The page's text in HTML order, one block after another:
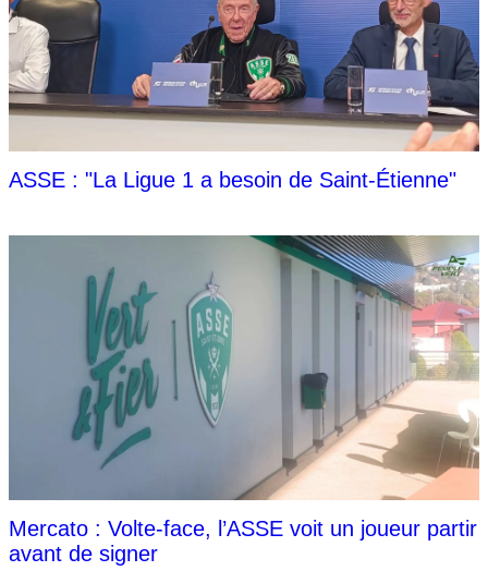
ASSE : "La Ligue 1 a besoin de Saint-Étienne"
Mercato : Volte-face, l’ASSE voit un joueur partir
avant de signer